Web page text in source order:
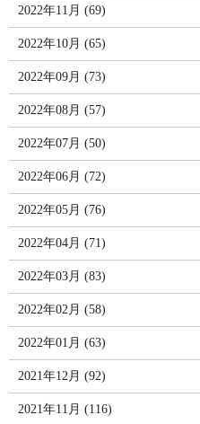
2022年11月 (69)
2022年10月 (65)
2022年09月 (73)
2022年08月 (57)
2022年07月 (50)
2022年06月 (72)
2022年05月 (76)
2022年04月 (71)
2022年03月 (83)
2022年02月 (58)
2022年01月 (63)
2021年12月 (92)
2021年11月 (116)